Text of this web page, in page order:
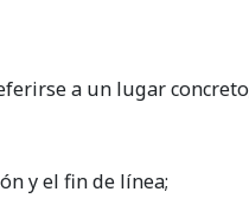
a un lugar
y el fin de línea;